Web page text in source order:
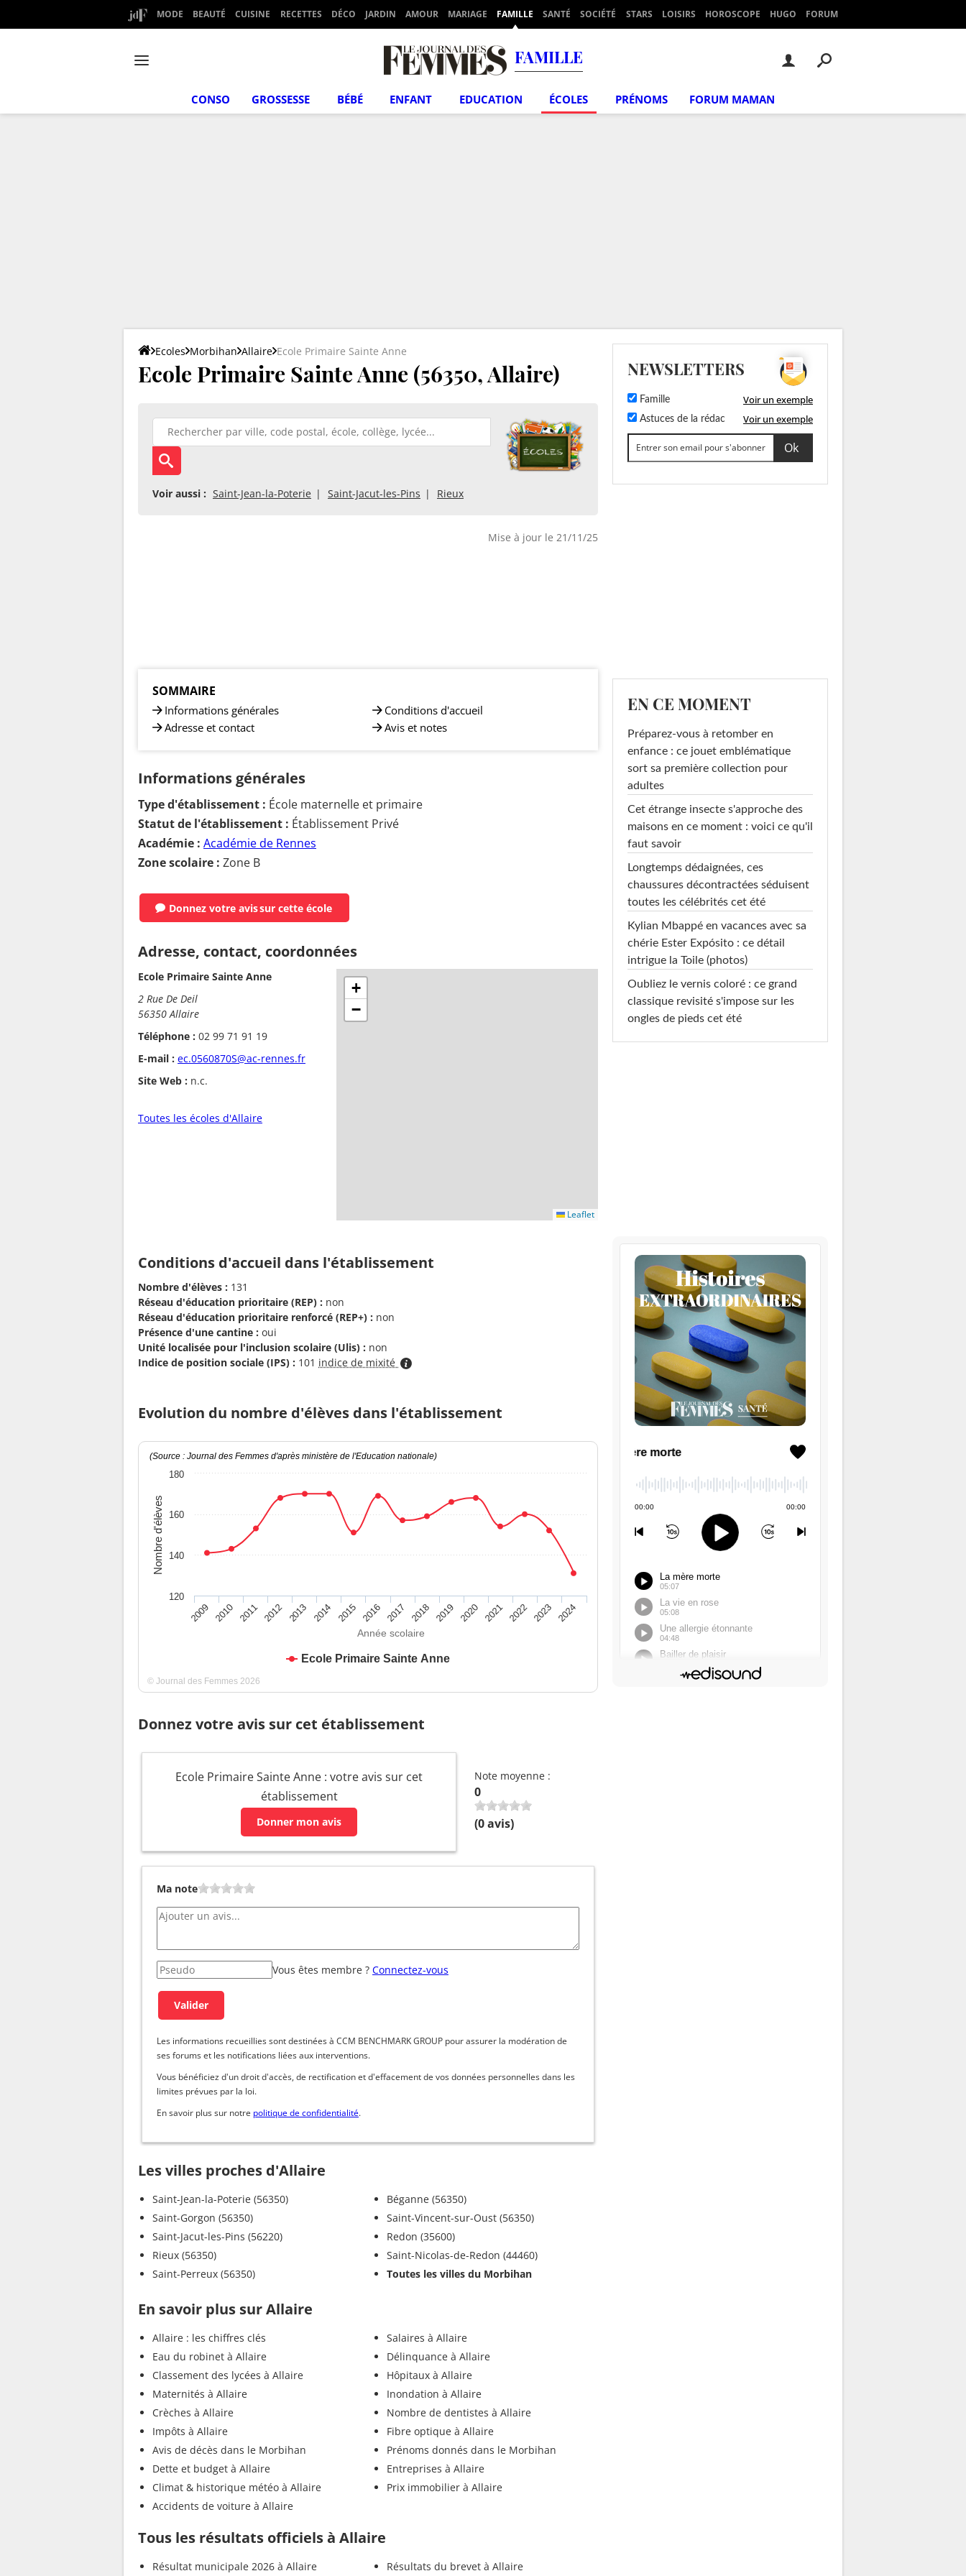
MODE BEAUTÉ CUISINE RECETTES DÉCO JARDIN AMOUR MARIAGE FAMILLE SANTÉ SOCIÉTÉ STARS LOISIRS HOROSCOPE HUGO FORUM
FAMILLE
CONSO GROSSESSE BÉBÉ ENFANT EDUCATION ÉCOLES PRÉNOMS FORUM MAMAN
Ecoles Morbihan Allaire Ecole Primaire Sainte Anne
Ecole Primaire Sainte Anne (56350, Allaire)
Voir aussi : Saint-Jean-la-Poterie Saint-Jacut-les-Pins Rieux
Mise à jour le 21/11/25
SOMMAIRE
Informations générales
Adresse et contact
Conditions d'accueil
Avis et notes
Informations générales
Type d'établissement : École maternelle et primaire
Statut de l'établissement : Établissement Privé
Académie : Académie de Rennes
Zone scolaire : Zone B
Donnez votre avissur cette école
Adresse, contact, coordonnées
Ecole Primaire Sainte Anne
2 Rue De Deil
56350 Allaire
Téléphone : 02 99 71 91 19
E-mail : ec.0560870S@ac-rennes.fr
Site Web : n.c.
Toutes les écoles d'Allaire
+
−
Leaflet
Conditions d'accueil dans l'établissement
Nombre d'élèves : 131
Réseau d'éducation prioritaire (REP) : non
Réseau d'éducation prioritaire renforcé (REP+) : non
Présence d'une cantine : oui
Unité localisée pour l'inclusion scolaire (Ulis) : non
Indice de position sociale (IPS) : 101 indice de mixité
Evolution du nombre d'élèves dans l'établissement
Année scolaire
Nombre d'élèves
(Source : Journal des Femmes d'après ministère de l'Education nationale)
Ecole Primaire Sainte Anne
2009 2010 2011 2012 2013 2014 2015 2016 2017 2018 2019 2020 2021 2022 2023 2024
120
140
160
180
© Journal des Femmes 2026
Donnez votre avis sur cet établissement
Ecole Primaire Sainte Anne : votre avis sur cet
établissement
Donner mon avis
Note moyenne :
0
(0avis)
Ma note
Vous êtes membre ? Connectez-vous
Les informations recueillies sont destinées à CCM BENCHMARK GROUP pour assurer la modération de
ses forums et les notifications liées aux interventions.
Vous bénéficiez d'un droit d'accès, de rectification et d'effacement de vos données personnelles dans les
limites prévues par la loi.
En savoir plus sur notre politique de confidentialité.
Les villes proches d'Allaire
Saint-Jean-la-Poterie (56350)
Saint-Gorgon (56350)
Saint-Jacut-les-Pins (56220)
Rieux (56350)
Saint-Perreux (56350)
Béganne (56350)
Saint-Vincent-sur-Oust (56350)
Redon (35600)
Saint-Nicolas-de-Redon (44460)
Toutes les villes du Morbihan
En savoir plus sur Allaire
Allaire : les chiffres clés
Eau du robinet à Allaire
Classement des lycées à Allaire
Maternités à Allaire
Crèches à Allaire
Impôts à Allaire
Avis de décès dans le Morbihan
Dette et budget à Allaire
Climat & historique météo à Allaire
Accidents de voiture à Allaire
Salaires à Allaire
Délinquance à Allaire
Hôpitaux à Allaire
Inondation à Allaire
Nombre de dentistes à Allaire
Fibre optique à Allaire
Prénoms donnés dans le Morbihan
Entreprises à Allaire
Prix immobilier à Allaire
Tous les résultats officiels à Allaire
Résultat municipale 2026 à Allaire Résultats du brevet à Allaire
NEWSLETTERS
Famille Voir un exemple
Astuces de la rédac Voir un exemple
EN CE MOMENT
Préparez-vous à retomber en
enfance : ce jouet emblématique
sort sa première collection pour
adultes
Cet étrange insecte s'approche des
maisons en ce moment : voici ce qu'il
faut savoir
Longtemps dédaignées, ces
chaussures décontractées séduisent
toutes les célébrités cet été
Kylian Mbappé en vacances avec sa
chérie Ester Expósito : ce détail
intrigue la Toile (photos)
Oubliez le vernis coloré : ce grand
classique revisité s'impose sur les
ongles de pieds cet été